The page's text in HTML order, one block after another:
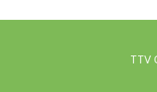
TTV